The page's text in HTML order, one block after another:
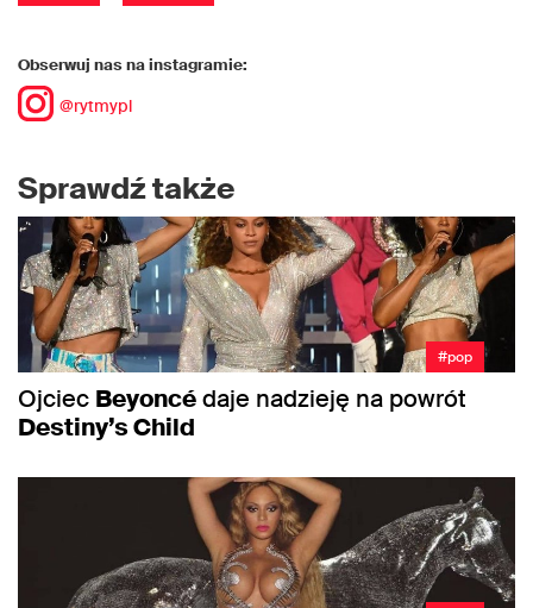
Obserwuj nas na instagramie:
@rytmypl
Sprawdź także
#pop
Ojciec Beyoncédaje nadzieję na powrót
Destiny’s Child